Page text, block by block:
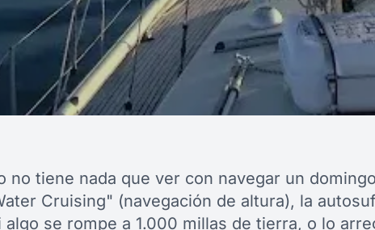
no tiene nada que ver con navegar un
Cruising" (navegación de altura), la
algo se rompe a 1.000 millas de tierra, o lo